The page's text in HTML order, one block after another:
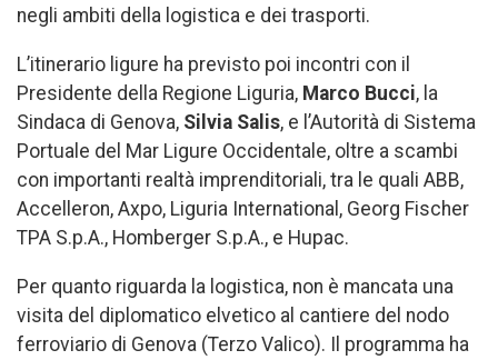
negli ambiti della logistica e dei trasporti.
L’itinerario ligure ha previsto poi incontri con il
Presidente della Regione Liguria, Marco Bucci, la
Sindaca di Genova, Silvia Salis, e l’Autorità di Sistema
Portuale del Mar Ligure Occidentale, oltre a scambi
con importanti realtà imprenditoriali, tra le quali ABB,
Accelleron, Axpo, Liguria International, Georg Fischer
TPA S.p.A., Homberger S.p.A., e Hupac.
Per quanto riguarda la logistica, non è mancata una
visita del diplomatico elvetico al cantiere del nodo
ferroviario di Genova (Terzo Valico). Il programma ha